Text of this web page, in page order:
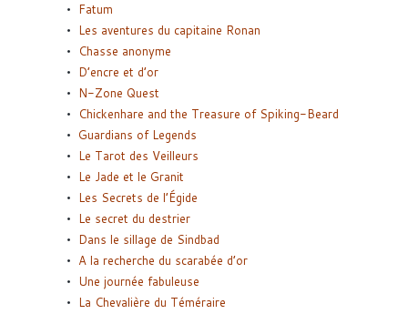
Fatum
Les aventures du capitaine Ronan
Chasse anonyme
D’encre et d’or
N-Zone Quest
Chickenhare and the Treasure of Spiking-Beard
Guardians of Legends
Le Tarot des Veilleurs
Le Jade et le Granit
Les Secrets de l’Égide
Le secret du destrier
Dans le sillage de Sindbad
A la recherche du scarabée d’or
Une journée fabuleuse
La Chevalière du Téméraire